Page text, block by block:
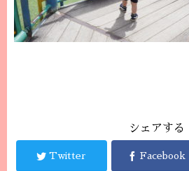
シェアする
Twitter Facebook